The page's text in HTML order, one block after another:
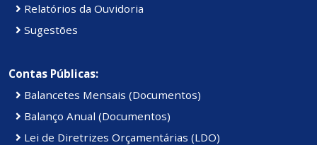
Relatórios da Ouvidoria
Sugestões
Contas Públicas:
Balancetes Mensais (Documentos)
Balanço Anual (Documentos)
Lei de Diretrizes Orçamentárias (LDO)